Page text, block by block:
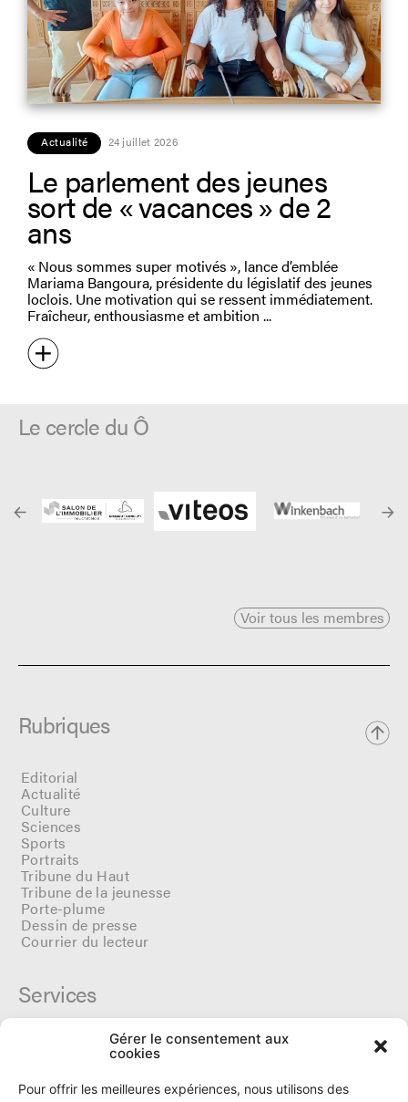
Gérer le consentement aux
cookies
Pour offrir les meilleures expériences, nous utilisons des
Actualité 24 juillet 2026
Le parlement des jeunes
sort de « vacances » de 2
ans
« Nous sommes super motivés », lance d’emblée
Mariama Bangoura, présidente du législatif des jeunes
loclois. Une motivation qui se ressent immédiatement.
Fraîcheur, enthousiasme et ambition
Le cercle du Ô
Voir tous les membres
Rubriques
Editorial
Actualité
Culture
Sciences
Sports
Portraits
Tribune du Haut
Tribune de la jeunesse
Porte-plume
Dessin de presse
Courrier du lecteur
Services
Archives
Tarifs et dates de parutions